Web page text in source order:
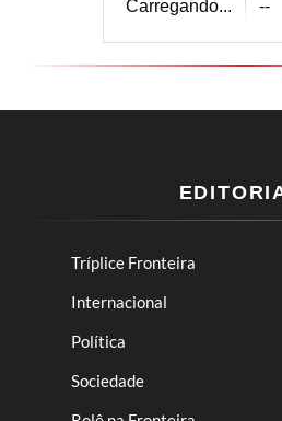
Carregando... --
Tríplice Fronteira
Internacional
Política
Sociedade